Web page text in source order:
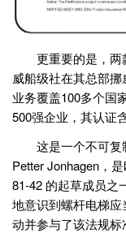
更重要的是，两
威船级社在其总部
业务覆盖100多个国
500强企业，其认证
这是一个不可复
Petter Jonhagen，
81-42 的起草成员之
地意识到螺杆电梯应
动并参与了该法规